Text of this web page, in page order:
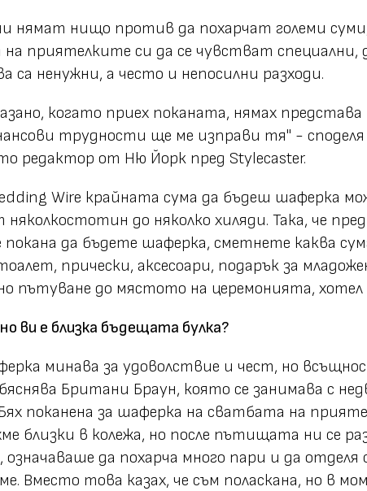
нямат нищо против да похарчат големи
приятелките си да се чувстват специални,
са ненужни, а често и непосилни разходи.
когато приех поканата, нямах представа
трудности ще ме изправи тя" -
редактор от Ню Йорк пред Stylecaster.
Wire крайната сума да бъдеш шаферка
до няколко хиляди. Така, че
да бъдете шаферка, сметнете каква
прически, аксесоари, подарък за
пътуване до мястото на церемонията, хотел
ви е близка бъдещата булка?
минава за удоволствие и чест, но
Британи Браун, която се занимава с
поканена за шаферка на сватбата на
близки в колежа, но после пътищата ни се
означаваше да похарча много пари и да
Вместо това казах, че съм поласкана, но в